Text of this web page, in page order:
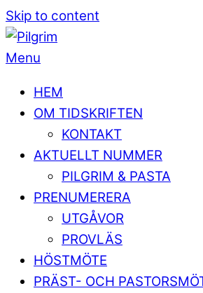
Skip to content
Menu
HEM
OM TIDSKRIFTEN
KONTAKT
AKTUELLT NUMMER
PILGRIM & PASTA
PRENUMERERA
UTGÅVOR
PROVLÄS
HÖSTMÖTE
PRÄST- OCH